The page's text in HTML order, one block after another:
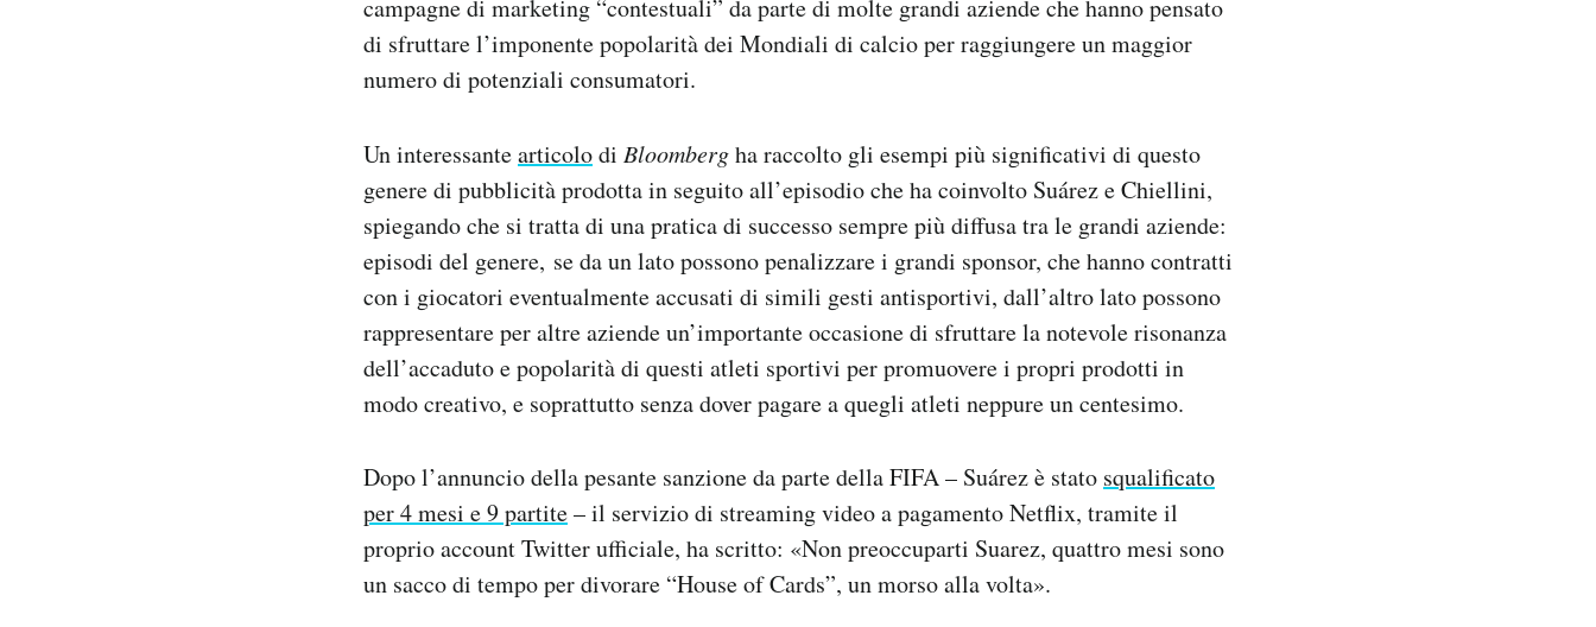
campagne di marketing “contestuali” da parte di molte grandi aziende che hanno pensato
di sfruttare l’imponente popolarità dei Mondiali di calcio per raggiungere un maggior
numero di potenziali consumatori.
Un interessantearticolodi Bloombergha raccolto gli esempi più significativi di questo
genere di pubblicità prodotta in seguito all’episodio che ha coinvolto Suárez e Chiellini,
spiegando che si tratta di una pratica di successo sempre più diffusa tra le grandi aziende:
episodi del genere, se da un lato possono penalizzare i grandi sponsor, che hanno contratti
con i giocatori eventualmente accusati di simili gesti antisportivi, dall’altro lato possono
rappresentare per altre aziende un’importante occasione di sfruttare la notevole risonanza
dell’accaduto e popolarità di questi atleti sportivi per promuovere i propri prodotti in
modo creativo, e soprattutto senza dover pagare a quegli atleti neppure un centesimo.
Dopo l’annuncio della pesante sanzione da parte della FIFA – Suárez è stato squalificato
per 4 mesi e 9 partite– il servizio di streaming video a pagamento Netflix, tramite il
proprio account Twitter ufficiale, ha scritto: «Non preoccuparti Suarez, quattro mesi sono
un sacco di tempo per divorare “House of Cards”, un morso alla volta».